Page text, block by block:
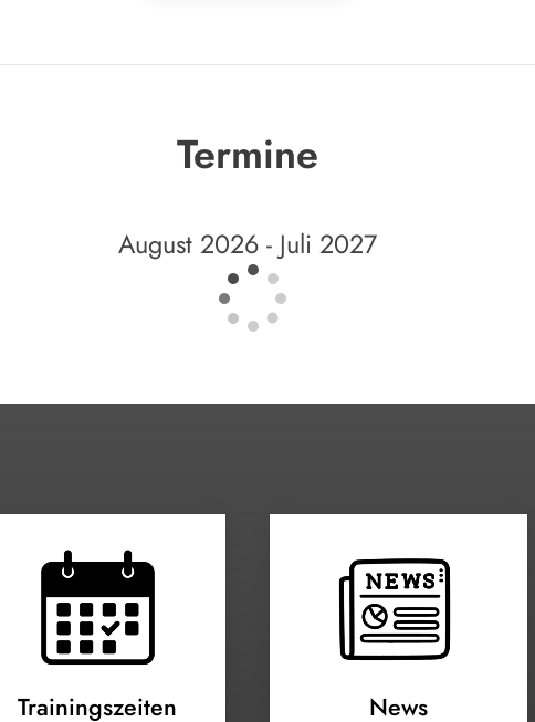
Termine
August 2026 - Juli 2027
Trainingszeiten News